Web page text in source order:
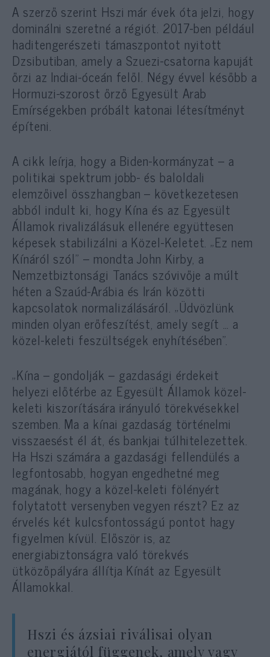
A szerző szerint Hszi már évek óta jelzi, hogy
dominálni szeretné a régiót. 2017-ben például
haditengerészeti támaszpontot nyitott
Dzsibutiban, amely a Szuezi-csatorna kapuját
őrzi az Indiai-óceán felől. Négy évvel később a
Hormuzi-szorost őrző Egyesült Arab
Emírségekben próbált katonai létesítményt
építeni.
A cikk leírja, hogy a Biden-kormányzat – a
politikai spektrum jobb- és baloldali
elemzőivel összhangban – következetesen
abból indult ki, hogy Kína és az Egyesült
Államok rivalizálásuk ellenére együttesen
képesek stabilizálni a Közel-Keletet. „Ez nem
Kínáról szól” – mondta John Kirby, a
Nemzetbiztonsági Tanács szóvivője a múlt
héten a Szaúd-Arábia és Irán közötti
kapcsolatok normalizálásáról. „Üdvözlünk
minden olyan erőfeszítést, amely segít … a
közel-keleti feszültségek enyhítésében”.
„Kína – gondolják – gazdasági érdekeit
helyezi előtérbe az Egyesült Államok közel-
keleti kiszorítására irányuló törekvésekkel
szemben. Ma a kínai gazdaság történelmi
visszaesést él át, és bankjai túlhitelezettek.
Ha Hszi számára a gazdasági fellendülés a
legfontosabb, hogyan engedhetné meg
magának, hogy a közel-keleti fölényért
folytatott versenyben vegyen részt? Ez az
érvelés két kulcsfontosságú pontot hagy
figyelmen kívül. Először is, az
energiabiztonságra való törekvés
ütközőpályára állítja Kínát az Egyesült
Államokkal.
Hszi és ázsiai riválisai olyan
energiától függenek, amely vagy